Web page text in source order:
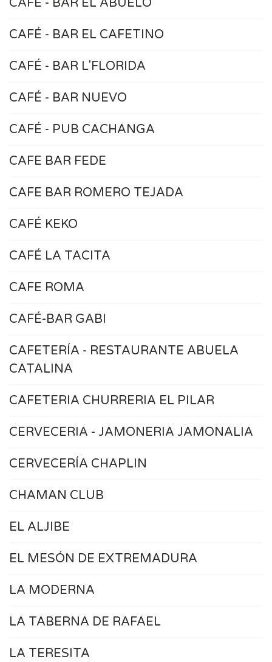
CAFÉ - BAR EL ABUELO
CAFÉ - BAR EL CAFETINO
CAFÉ - BAR L'FLORIDA
CAFÉ - BAR NUEVO
CAFÉ - PUB CACHANGA
CAFE BAR FEDE
CAFE BAR ROMERO TEJADA
CAFÉ KEKO
CAFÉ LA TACITA
CAFE ROMA
CAFÉ-BAR GABI
CAFETERÍA - RESTAURANTE ABUELA
CATALINA
CAFETERIA CHURRERIA EL PILAR
CERVECERIA - JAMONERIA JAMONALIA
CERVECERÍA CHAPLIN
CHAMAN CLUB
EL ALJIBE
EL MESÓN DE EXTREMADURA
LA MODERNA
LA TABERNA DE RAFAEL
LA TERESITA